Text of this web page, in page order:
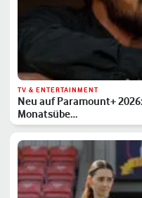
TV & ENTERTAINMENT
Neu auf Paramount+
Monatsübe…